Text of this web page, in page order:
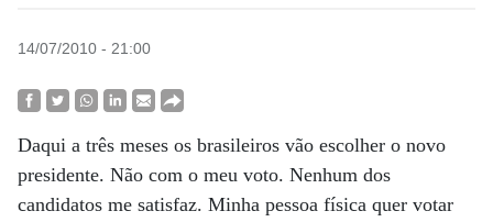
14/07/2010 - 21:00
Daqui a três meses os brasileiros vão escolher o novo
presidente. Não com o meu voto. Nenhum dos
candidatos me satisfaz. Minha pessoa física quer votar